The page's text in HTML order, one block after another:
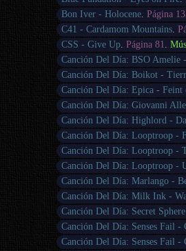
Bon Iver - Holocene.Página
C41 - Cardamom Mountains.
CSS - Give Up.Página 81.
Canción Del Día: BSO Amelie
Canción Del Día: Boikot -
Canción Del Día: Epica - Feint
Canción Del Día: Giovanni
Canción Del Día: Highlord -
Canción Del Día: Looptroop -
Canción Del Día: Looptroop -
Canción Del Día: Looptroop -
Canción Del Día: Marlango -
Canción Del Día: Milk Ink -
Canción Del Día: Secret
Canción Del Día: Senses Fail -
Canción Del Día: Senses Fail -